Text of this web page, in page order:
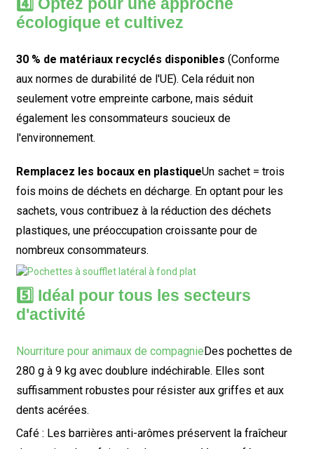
4️⃣ Optez pour une approche
écologique et cultivez
30 % de matériaux recyclés disponibles (Conforme
aux normes de durabilité de l'UE). Cela réduit non
seulement votre empreinte carbone, mais séduit
également les consommateurs soucieux de
l'environnement.
Remplacez les bocaux en plastiqueUn sachet = trois
fois moins de déchets en décharge. En optant pour les
sachets, vous contribuez à la réduction des déchets
plastiques, une préoccupation croissante pour de
nombreux consommateurs.
5️⃣ Idéal pour tous les secteurs
d'activité
Nourriture pour animaux de compagnieDes pochettes de
280 g à 9 kg avec doublure indéchirable. Elles sont
suffisamment robustes pour résister aux griffes et aux
dents acérées.
Café : Les barrières anti-arômes préservent la fraîcheur